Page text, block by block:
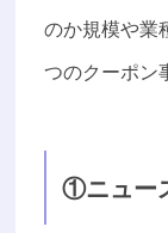
のか規模や業
つのクーポン
①ニュー